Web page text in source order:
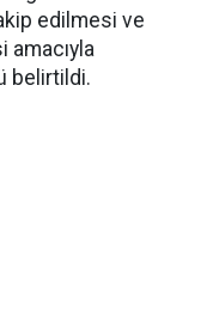
edilmesi ve
amacıyla
belirtildi.